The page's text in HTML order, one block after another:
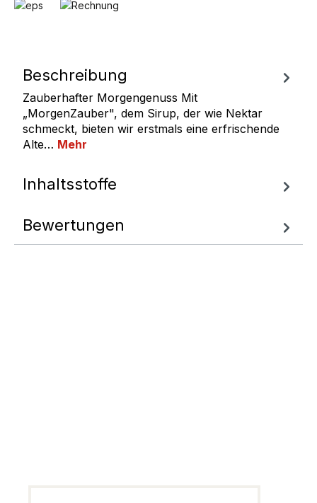
Beschreibung
Zauberhafter Morgengenuss Mit
„MorgenZauber", dem Sirup, der wie Nektar
schmeckt, bieten wir erstmals eine erfrischende
Alte… Mehr
Inhaltsstoffe
Bewertungen